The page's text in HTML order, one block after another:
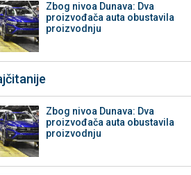
Zbog nivoa Dunava: Dva
proizvođača auta obustavila
proizvodnju
Zbog nivoa Dunava: Dva
proizvođača auta obustavila
proizvodnju